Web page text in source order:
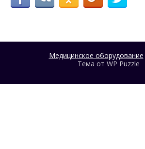
Медицинское оборудование
Тема от WP Puzzle